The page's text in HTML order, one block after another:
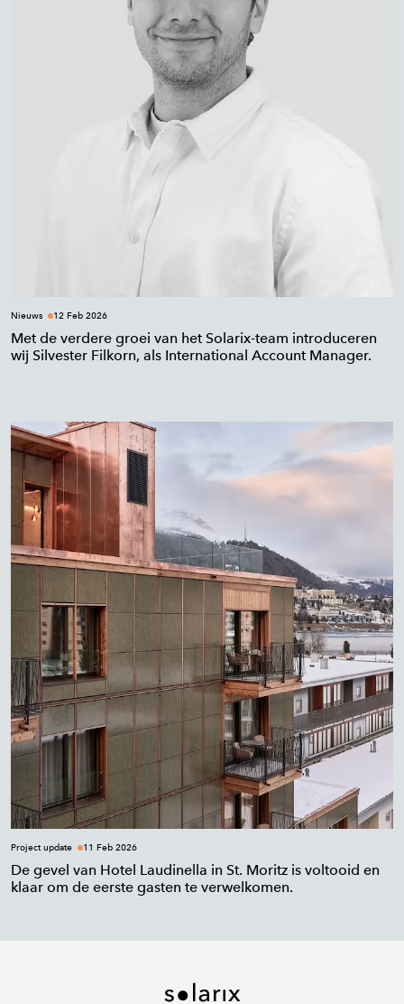
Nieuws 12 Feb 2026
Met de verdere groei van het Solarix-team introduceren
wij Silvester Filkorn, als International Account Manager.
Project update 11 Feb 2026
De gevel van Hotel Laudinella in St. Moritz is voltooid en
klaar om de eerste gasten te verwelkomen.